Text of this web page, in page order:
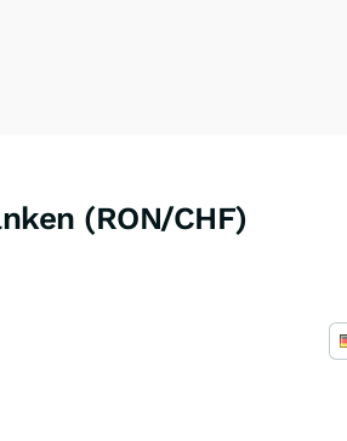
(RON/CHF)